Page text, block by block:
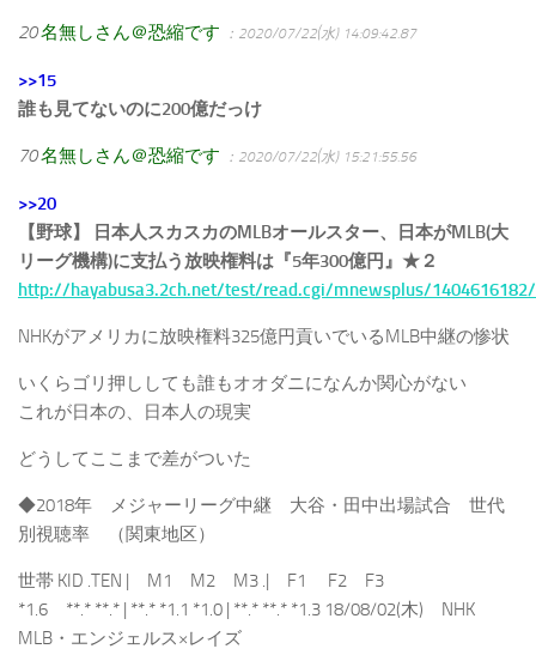
20名無しさん＠恐縮です ：2020/07/22(水) 14:09:42.87
>>15
誰も見てないのに200億だっけ
70名無しさん＠恐縮です ：2020/07/22(水) 15:21:55.56
>>20
【野球】 日本人スカスカのMLBオールスター、日本がMLB(大
リーグ機構)に支払う放映権料は『5年300億円』★２
http://hayabusa3.2ch.net/test/read.cgi/mnewsplus/1404616182/
NHKがアメリカに放映権料325億円貢いでいるMLB中継の惨状
いくらゴリ押ししても誰もオオダニになんか関心がない
これが日本の、日本人の現実
どうしてここまで差がついた
◆2018年 メジャーリーグ中継 大谷・田中出場試合 世代
別視聴率 （関東地区）
世帯 KID .TEN | M1 M2 M3 .| F1 F2 F3
*1.6 **.* **.* | **.* *1.1 *1.0 | **.* **.* *1.3 18/08/02(木) NHK
MLB・エンジェルス×レイズ